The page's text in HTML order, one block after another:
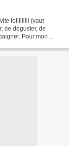
lolllllllll (vaut
de déguster, de
Pour mon